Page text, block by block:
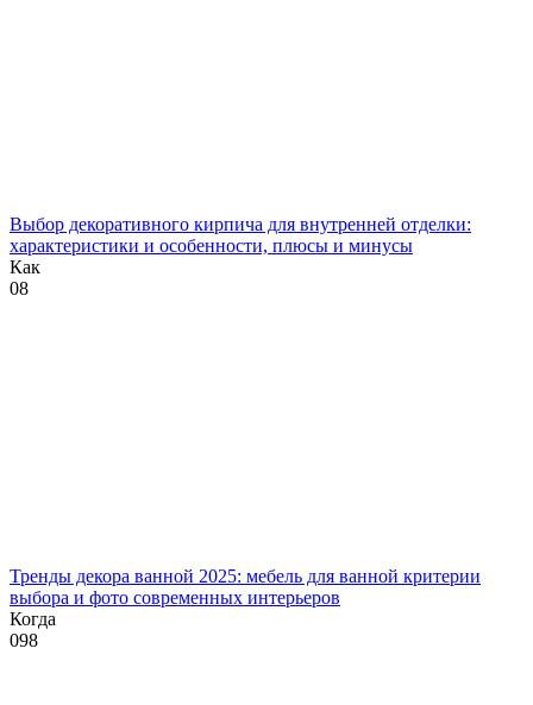
Выбор декоративного кирпича для внутренней отделки:
характеристики и особенности, плюсы и минусы
Как
08
Тренды декора ванной 2025: мебель для ванной критерии
выбора и фото современных интерьеров
Когда
098